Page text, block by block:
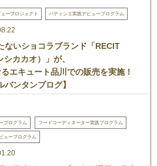
ープロジェクト パティシエ実践デビュープログラム
ないショコラブランド「RECIT
カカオ）」が、
エキュート品川での販売を実施！
バンタンブログ】
プログラム フードコーディネーター実践プログラム
ュープログラム